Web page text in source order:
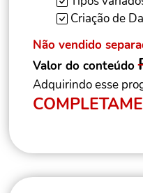
Criação de
Não vendido
Valor do conteúdo
Adquirindo esse